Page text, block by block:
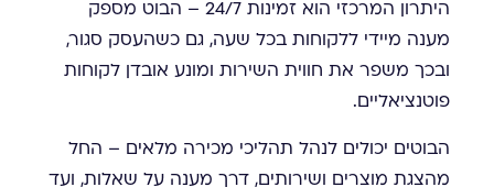
היתרון המרכזי הוא זמינות 24/7 – הבוט מספק
מענה מיידי ללקוחות בכל שעה, גם כשהעסק סגור,
ובכך משפר את חווית השירות ומונע אובדן לקוחות
פוטנציאליים.
הבוטים יכולים לנהל תהליכי מכירה מלאים – החל
מהצגת מוצרים ושירותים, דרך מענה על שאלות, ועד